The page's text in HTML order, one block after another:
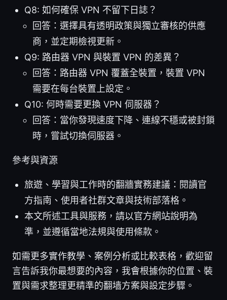
Q8: 如何確保 VPN 不留下日誌？
回答：選擇具有透明政策與獨立審核的供應
商，並定期檢視更新。
Q9: 路由器 VPN 與裝置 VPN 的差異？
回答：路由器 VPN 覆蓋全裝置，裝置 VPN
需要在每台裝置上設定。
Q10: 何時需要更換 VPN 伺服器？
回答：當你發現速度下降、連線不穩或被封鎖
時，嘗試切換伺服器。
參考與資源
旅遊、學習與工作時的翻牆實務建議：閱讀官
方指南、使用者社群文章與技術部落格。
本文所述工具與服務，請以官方網站說明為
準，並遵循當地法規與使用條款。
如需更多實作教學、案例分析或比較表格，歡迎留
言告訴我你最想要的內容，我會根據你的位置、裝
置與需求整理更精準的翻墙方案與設定步驟。